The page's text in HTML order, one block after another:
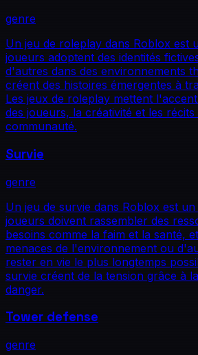
genre
Un jeu de roleplay dans Roblox est
joueurs adoptent des identités
d'autres dans des environnements
créent des histoires émergentes à
Les jeux de roleplay mettent
des joueurs, la créativité et les
communauté.
Survie
genre
Un jeu de survie dans Roblox est
joueurs doivent rassembler des
besoins comme la faim et la santé,
menaces de l'environnement ou
rester en vie le plus longtemps
survie créent de la tension grâce à
danger.
Tower defense
genre